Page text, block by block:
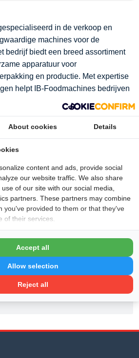
in de verkoop en
machines voor de
bedrijf biedt een breed assortiment
apparatuur voor
en productie. Met expertise
helpt IB-Foodmachines bedrijven
hier ook staat? Meld je aan!
08:00 - 18:00
Gesloten
Gesloten
About cookies Details
content and ads, provide social
our website traffic. We also share
of our site with our social media,
partners. These partners may combine
you've provided to them or that they've
of their services.
Reject all
Allow selection
Accept all